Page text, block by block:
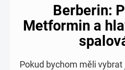
Berberin:
Metformin a
Pokud bychom měli